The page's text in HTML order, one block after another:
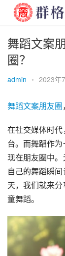
舞蹈文案
圈？
admin • 2023年
舞蹈文案朋友圈，
在社交媒体时
台。而舞蹈作
现在朋友圈中
自己的舞蹈瞬
天，我们就来
童舞蹈。